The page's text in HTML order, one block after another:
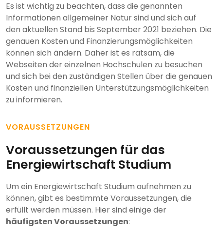
Es ist wichtig zu beachten, dass die genannten
Informationen allgemeiner Natur sind und sich auf
den aktuellen Stand bis September 2021 beziehen. Die
genauen Kosten und Finanzierungsmöglichkeiten
können sich ändern. Daher ist es ratsam, die
Webseiten der einzelnen Hochschulen zu besuchen
und sich bei den zuständigen Stellen über die genauen
Kosten und finanziellen Unterstützungsmöglichkeiten
zu informieren.
VORAUSSETZUNGEN
Voraussetzungen für das
Energiewirtschaft Studium
Um ein Energiewirtschaft Studium aufnehmen zu
können, gibt es bestimmte Voraussetzungen, die
erfüllt werden müssen. Hier sind einige der
häufigsten Voraussetzungen: